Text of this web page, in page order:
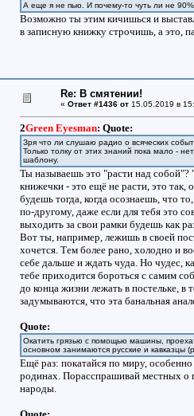
А еще я не пью. И почему-то чуть ли не 90%
Возможно ты этим кичишься и
в записную книжку строчишь, а это,
Re: В смятении!
« Ответ #1436 от15.05.2019 в
2Green Eyesman: Quote:
Зря что ли слушаю радио о всяческих
Только толку от этих знаний пока мало -
шаблону.
Ты называешь это "расти над
книжечки - это ещё не расти, это
будешь тогда, когда осознаешь, что
по-другому, даже если для тебя это
выходить за свои рамки будешь как
Вот ты, например, лежишь в своей
хочется. Тем более рано, холодно и
себе дальше и ждать чуда. Но чудес,
тебе приходится бороться с самим
до конца жизни лежать в постельке,
задумываются, что эта банальная
Quote:
Окатить грязью с помощью машины,
основном занимаются русские и кавказцы
Ещё раз: покатайся по миру,
родинах. Порасспрашивай местных о
народы.